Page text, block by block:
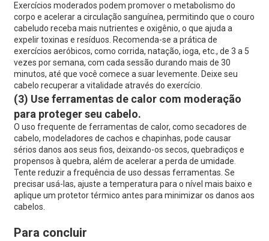
Exercícios moderados podem promover o metabolismo do
corpo e acelerar a circulação sanguínea, permitindo que o couro
cabeludo receba mais nutrientes e oxigênio, o que ajuda a
expelir toxinas e resíduos. Recomenda-se a prática de
exercícios aeróbicos, como corrida, natação, ioga, etc., de 3 a 5
vezes por semana, com cada sessão durando mais de 30
minutos, até que você comece a suar levemente. Deixe seu
cabelo recuperar a vitalidade através do exercício.
(3) Use ferramentas de calor com moderação
para proteger seu cabelo.
O uso frequente de ferramentas de calor, como secadores de
cabelo, modeladores de cachos e chapinhas, pode causar
sérios danos aos seus fios, deixando-os secos, quebradiços e
propensos à quebra, além de acelerar a perda de umidade.
Tente reduzir a frequência de uso dessas ferramentas. Se
precisar usá-las, ajuste a temperatura para o nível mais baixo e
aplique um protetor térmico antes para minimizar os danos aos
cabelos.
Para concluir